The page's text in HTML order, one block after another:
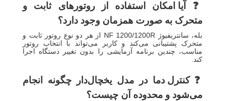
❓
آیا امکان استفاده از روتورهای ثابت و
متحرک به صورت همزمان وجود دارد؟
بله، سانتریفیوژ NF 1200/1200R از هر دو نوع روتور ثابت و
متحرک پشتیبانی می‌کند و کاربر می‌تواند با انتخاب روتور
مناسب، چندین برنامه آزمایشی را بدون تغییر دستگاه اجرا
کند.
❓کنترل دما در مدل یخچال‌دار چگونه انجام
می‌شود و محدوده آن چیست؟